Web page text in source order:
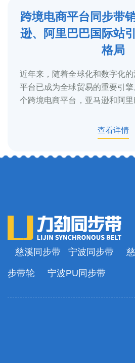
5
2025-3
跨境电商平台同步带
逊、阿里巴巴国际站
格局
近年来，随着全球化和数字化
平台已成为全球贸易的重要引
个跨境电商平台，亚马逊和阿
查看详情
慈溪同步带 宁波同步带
步带轮 宁波PU同步带